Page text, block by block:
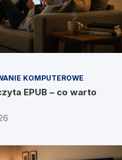
KOMPUTEROWE
EPUB – co warto